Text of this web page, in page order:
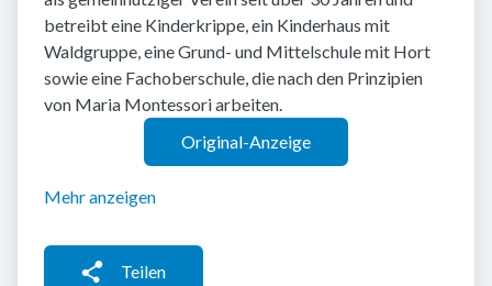
betreibt eine Kinderkrippe, ein Kinderhaus mit
Waldgruppe, eine Grund- und Mittelschule mit Hort
sowie eine Fachoberschule, die nach den Prinzipien
von Maria Montessori arbeiten.
Original-Anzeige
Mehr anzeigen
Teilen